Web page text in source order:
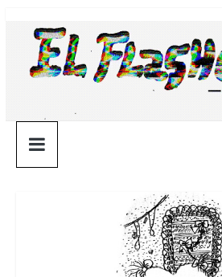
contenido
¯\_(ツ)_/
¯